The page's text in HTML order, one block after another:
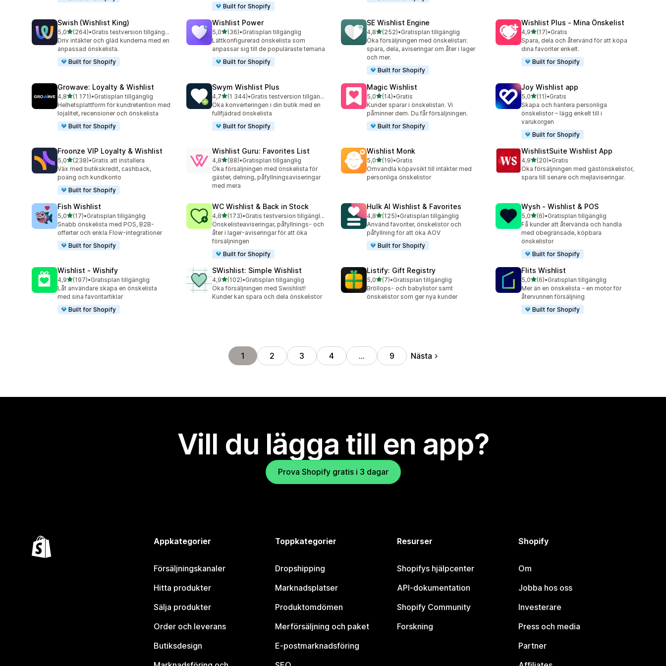
Built for Shopify
Swish (Wishlist King)
5,0av 5 stjärnor
(264)
264 recensioner totalt
•
Gratis testversion tillgänglig
Driv intäkter och gläd kunderna med en
anpassad önskelista.
Built for Shopify
Wishlist Power
5,0av 5 stjärnor
(36)
36 recensioner totalt
•Gratisplan tillgänglig
Lättkonfigurerad önskelista som
anpassar sig till de populäraste temana
Built for Shopify
SE Wishlist Engine
4,8av 5 stjärnor
(252)
252 recensioner totalt
•Gratisplan tillgänglig
Öka försäljningen med önskelistan:
spara, dela, aviseringar om åter i lager
och mer.
Built for Shopify
Wishlist Plus ‑ Mina Önskelist
4,9av 5 stjärnor
(17)
17 recensioner totalt
•Gratis
Spara, dela och återvänd för att köpa
dina favoriter enkelt.
Built for Shopify
Growave: Loyalty & Wishlist
4,8av 5 stjärnor
(1 171)
1171 recensioner totalt
•Gratisplan tillgänglig
Helhetsplattform för kundretention med
lojalitet, recensioner och önskelista
Built for Shopify
Swym Wishlist Plus
4,7av 5 stjärnor
(1 344)
1344 recensioner totalt
•
Gratis testversion tillgänglig
Öka konverteringen i din butik med en
fullfjädrad önskelista
Built for Shopify
Magic Wishlist
5,0av 5 stjärnor
(14)
14 recensioner totalt
•Gratis
Kunder sparar i önskelistan. Vi
påminner dem. Du får försäljningen.
Built for Shopify
Joy Wishlist app
5,0av 5 stjärnor
(11)
11 recensioner totalt
•Gratis
Skapa och hantera personliga
önskelistor – lägg enkelt till i
varukorgen
Built for Shopify
Froonze VIP Loyalty & Wishlist
5,0av 5 stjärnor
(238)
238 recensioner totalt
•Gratis att installera
Väx med butikskredit, cashback,
poäng och kundkonto
Built for Shopify
Wishlist Guru: Favorites List
4,8av 5 stjärnor
(88)
88 recensioner totalt
•Gratisplan tillgänglig
Öka försäljningen med önskelista för
gäster, delning, påfyllningsaviseringar
med mera
Wishlist Monk
5,0av 5 stjärnor
(19)
19 recensioner totalt
•Gratis
Omvandla köpavsikt till intäkter med
personliga önskelistor
WishlistSuite Wishlist App
4,9av 5 stjärnor
(20)
20 recensioner totalt
•Gratis
Öka försäljningen med gästönskelistor,
spara till senare och mejlaviseringar.
Fish Wishlist
5,0av 5 stjärnor
(17)
17 recensioner totalt
•Gratisplan tillgänglig
Snabb önskelista med POS, B2B-
offerter och enkla Flow-integrationer
Built for Shopify
WC Wishlist & Back in Stock
4,8av 5 stjärnor
(173)
173 recensioner totalt
•
Gratis testversion tillgänglig
Önskelisteaviseringar, påfyllnings- och
åter i lager-aviseringar för att öka
försäljningen
Built for Shopify
Hulk AI Wishlist & Favorites
4,8av 5 stjärnor
(125)
125 recensioner totalt
•Gratisplan tillgänglig
Använd favoriter, önskelistor och
påfyllning för att öka AOV
Built for Shopify
Wysh ‑ Wishlist & POS
5,0av 5 stjärnor
(6)
6 recensioner totalt
•Gratisplan tillgänglig
Få kunder att återvända och handla
med obegränsade, köpbara
önskelistor
Built for Shopify
Wishlist ‑ Wishify
4,9av 5 stjärnor
(197)
197 recensioner totalt
•Gratisplan tillgänglig
Låt användare skapa en önskelista
med sina favoritartiklar
Built for Shopify
SWishlist: Simple Wishlist
4,9av 5 stjärnor
(102)
102 recensioner totalt
•Gratisplan tillgänglig
Öka försäljningen med Swishlist!
Kunder kan spara och dela önskelistor
Listify: Gift Registry
5,0av 5 stjärnor
(7)
7 recensioner totalt
•Gratisplan tillgänglig
Bröllops- och babylistor samt
önskelistor som ger nya kunder
Flits Wishlist
5,0av 5 stjärnor
(6)
6 recensioner totalt
•Gratisplan tillgänglig
Mer än en önskelista – en motor för
återvunnen försäljning
Built for Shopify
1 2 3 4 … 9 Nästa
Vill du lägga till en app?
Prova Shopify gratis i 3 dagar
Appkategorier
Försäljningskanaler
Hitta produkter
Sälja produkter
Order och leverans
Butiksdesign
Toppkategorier
Dropshipping
Marknadsplatser
Produktomdömen
Merförsäljning och paket
E-postmarknadsföring
Resurser
Shopifys hjälpcenter
API-dokumentation
Shopify Community
Forskning
Shopify
Om
Jobba hos oss
Investerare
Press och media
Partner